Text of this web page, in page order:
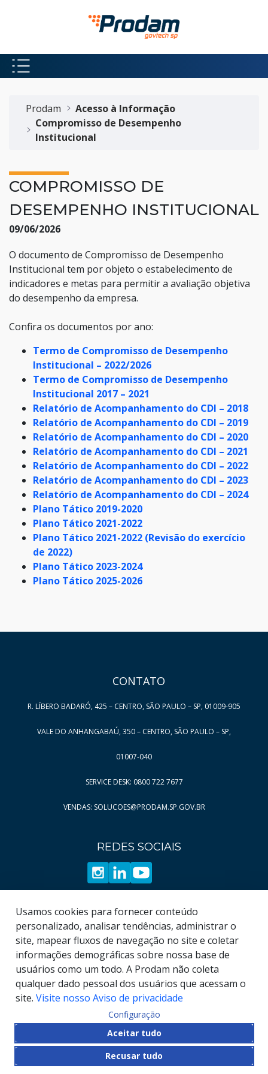
Pular para o Conteúdo principal
Prodam
Acesso à Informação
Compromisso de Desempenho
Institucional
COMPROMISSO DE
DESEMPENHO INSTITUCIONAL
09/06/2026
O documento de Compromisso de Desempenho
Institucional tem por objeto o estabelecimento de
indicadores e metas para permitir a avaliação objetiva
do desempenho da empresa.
Confira os documentos por ano:
Termo de Compromisso de Desempenho
Institucional – 2022/2026
Termo de Compromisso de Desempenho
Institucional 2017 – 2021
Relatório de Acompanhamento do CDI – 2018
Relatório de Acompanhamento do CDI – 2019
Relatório de Acompanhamento do CDI – 2020
Relatório de Acompanhamento do CDI – 2021
Relatório de Acompanhamento do CDI – 2022
Relatório de Acompanhamento do CDI – 2023
Relatório de Acompanhamento do CDI – 2024
Plano Tático 2019-2020
Plano Tático 2021-2022
Plano Tático 2021-2022 (Revisão do exercício
de 2022)
Plano Tático 2023-2024
Plano Tático 2025-2026
CONTATO
R. LÍBERO BADARÓ, 425 – CENTRO, SÃO PAULO – SP, 01009-905
VALE DO ANHANGABAÚ, 350 – CENTRO, SÃO PAULO – SP,
01007-040
SERVICE DESK: 0800 722 7677
VENDAS: SOLUCOES@PRODAM.SP.GOV.BR
REDES SOCIAIS
2026, Empresa de Tecnologia da
Informação e Comunicação do Município de São
Paulo
Usamos cookies para fornecer conteúdo
personalizado, analisar tendências, administrar o
site, mapear fluxos de navegação no site e coletar
informações demográficas sobre nossa base de
usuários como um todo. A Prodam não coleta
qualquer dado pessoal dos usuários que acessam o
site. Visite nosso Aviso de privacidade
Configuração
Aceitar tudo
Recusar tudo